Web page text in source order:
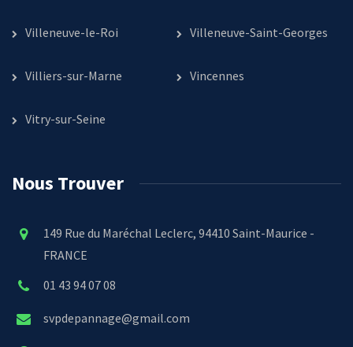
Villeneuve-le-Roi Villeneuve-Saint-Georges
Villiers-sur-Marne Vincennes
Vitry-sur-Seine
Nous Trouver
149 Rue du Maréchal Leclerc, 94410 Saint-Maurice -
FRANCE
01 43 94 07 08
svpdepannage@gmail.com